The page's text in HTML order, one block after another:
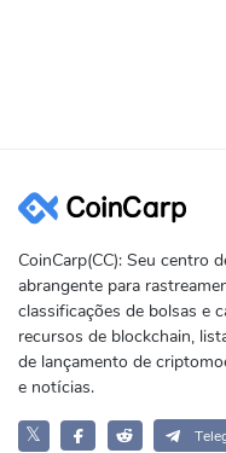
CoinCarp(CC): Seu centro
abrangente para
classificações de bolsas e
recursos de blockchain,
de lançamento de
e notícias.
𝕏